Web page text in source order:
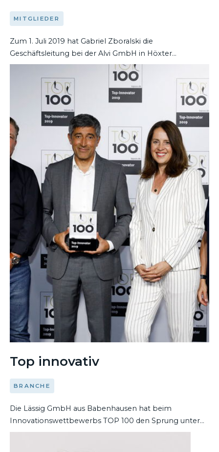
MITGLIEDER
Zum 1. Juli 2019 hat Gabriel Zboralski die
Geschäftsleitung bei der Alvi GmbH in Höxter
übernommen. Der gelernte Kaufmann im Einzelhandel
war u. a. als Global Business Manager für Esprit Kids und
edc youth sowie als Division Head Kids bei Tom Tailor
tätig. In den letzten sieben Jahren hatte er die Position
als Geschäftsleiter bei Sanetta für das Segment
Oberbekleidungsprodukte inne und war für den
Vertrieb verantwortlich.
DEN ARTIKEL LESEN
Top innovativ
BRANCHE
Die Lässig GmbH aus Babenhausen hat beim
Innovationswettbewerbs TOP 100 den Sprung unter
die Besten geschafft. Das Unternehmen wurde bei der